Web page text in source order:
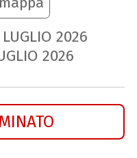
LUGLIO 2026
2026